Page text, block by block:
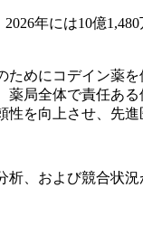
年には10億
めにコデイン薬
局全体で責任あ
を向上させ、先
析、および競合状況